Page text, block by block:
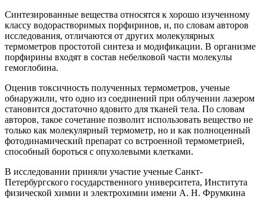
Синтезированные вещества относятся к хорошо изученному
классу водорастворимых порфиринов, и, по словам авторов
исследования, отличаются от других молекулярных
термометров простотой синтеза и модификации. В организме
порфирины входят в состав небелковой части молекулы
гемоглобина.
Оценив токсичность полученных термометров, ученые
обнаружили, что одно из соединений при облучении лазером
становится достаточно ядовито для тканей тела. По словам
авторов, такое сочетание позволит использовать вещество не
только как молекулярный термометр, но и как полноценный
фотодинамический препарат со встроенной термометрией,
способный бороться с опухолевыми клетками.
В исследовании приняли участие ученые Санкт-
Петербургского государственного университета, Института
физической химии и электрохимии имени А. Н. Фрумкина